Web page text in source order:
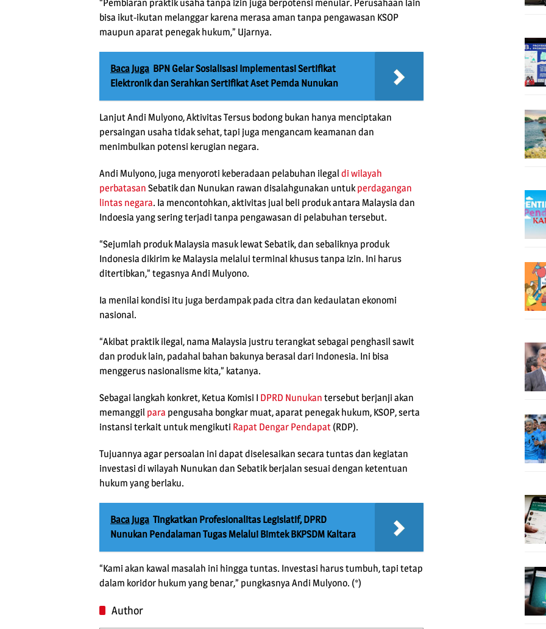
“Pembiaran praktik usaha tanpa izin juga berpotensi menular. Perusahaan lain
bisa ikut-ikutan melanggar karena merasa aman tanpa pengawasan KSOP
maupun aparat penegak hukum,” Ujarnya.
Baca Juga BPN Gelar Sosialisasi Implementasi Sertifikat
Elektronik dan Serahkan Sertifikat Aset Pemda Nunukan
Lanjut Andi Mulyono, Aktivitas Tersus bodong bukan hanya menciptakan
persaingan usaha tidak sehat, tapi juga mengancam keamanan dan
menimbulkan potensi kerugian negara.
Andi Mulyono, juga menyoroti keberadaan pelabuhan ilegal di wilayah
perbatasan Sebatik dan Nunukan rawan disalahgunakan untuk perdagangan
lintas negara. Ia mencontohkan, aktivitas jual beli produk antara Malaysia dan
Indoesia yang sering terjadi tanpa pengawasan di pelabuhan tersebut.
“Sejumlah produk Malaysia masuk lewat Sebatik, dan sebaliknya produk
Indonesia dikirim ke Malaysia melalui terminal khusus tanpa izin. Ini harus
ditertibkan,” tegasnya Andi Mulyono.
Ia menilai kondisi itu juga berdampak pada citra dan kedaulatan ekonomi
nasional.
“Akibat praktik ilegal, nama Malaysia justru terangkat sebagai penghasil sawit
dan produk lain, padahal bahan bakunya berasal dari Indonesia. Ini bisa
menggerus nasionalisme kita,” katanya.
Sebagai langkah konkret, Ketua Komisi I DPRD Nunukan tersebut berjanji akan
memanggil para pengusaha bongkar muat, aparat penegak hukum, KSOP, serta
instansi terkait untuk mengikuti Rapat Dengar Pendapat (RDP).
Tujuannya agar persoalan ini dapat diselesaikan secara tuntas dan kegiatan
investasi di wilayah Nunukan dan Sebatik berjalan sesuai dengan ketentuan
hukum yang berlaku.
Baca Juga Tingkatkan Profesionalitas Legislatif, DPRD
Nunukan Pendalaman Tugas Melalui Bimtek BKPSDM Kaltara
“Kami akan kawal masalah ini hingga tuntas. Investasi harus tumbuh, tapi tetap
dalam koridor hukum yang benar,” pungkasnya Andi Mulyono. (*)
Author